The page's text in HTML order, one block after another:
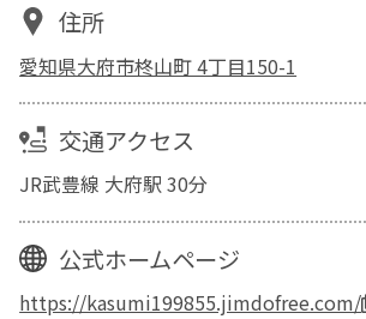
住所
愛知県大府市柊山町 4丁目150-1
交通アクセス
JR武豊線 大府駅 30分
公式ホームページ
https://kasumi199855.jimdofree.com/